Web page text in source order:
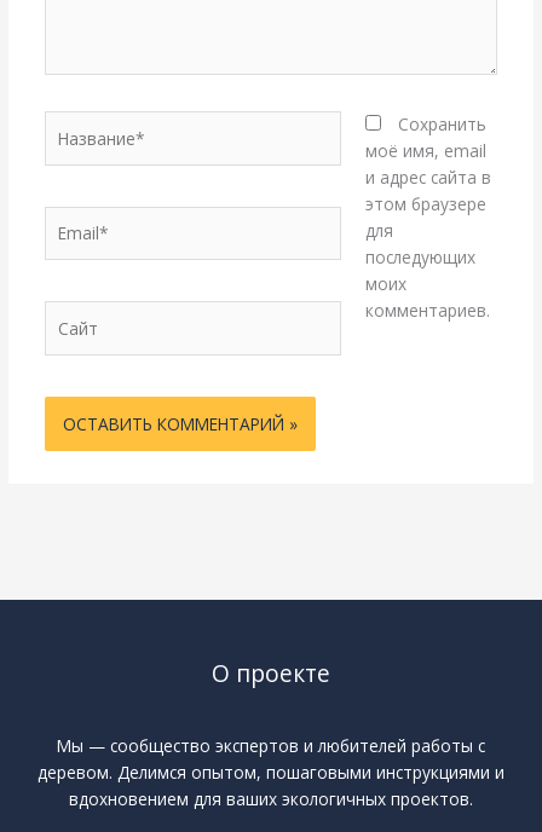
Сохранить
моё имя, email
и адрес сайта в
этом браузере
для
последующих
моих
комментариев.
О проекте
Мы — сообщество экспертов и любителей работы с
деревом. Делимся опытом, пошаговыми инструкциями и
вдохновением для ваших экологичных проектов.